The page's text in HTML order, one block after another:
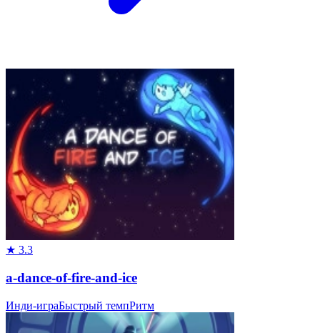
★ 3.3
a-dance-of-fire-and-ice
Инди-играБыстрый темпРитм